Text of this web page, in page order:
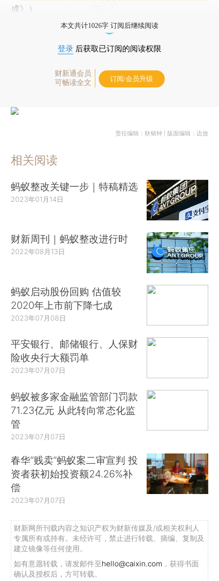
成》）
本文共计1026字 订阅后继续阅读
登录 后获取已订阅的阅读权限
财新通会员
可畅读全文
订阅/会员升级
责任编辑：耿铭钟 | 版面编辑：边放
相关阅读
蚂蚁整改关键一步｜特稿精选
2023年01月14日
财新周刊｜蚂蚁整改进行时
2022年08月13日
蚂蚁启动股份回购 估值较
2020年上市前下降七成
2023年07月08日
平安银行、邮储银行、人保财
险收央行大额罚单
2023年07月07日
蚂蚁被多家金融监管部门罚款
71.23亿元 从此转向常态化监
管
2023年07月07日
春华“贱卖”蚂蚁案二审宣判 投
资者获初始投资额24.26%补
偿
2023年07月07日
财新网所刊载内容之知识产权为财新传媒及/或相关权利人
专属所有或持有。未经许可，禁止进行转载、摘编、复制及
建立镜像等任何使用。
如有意愿转载，请发邮件至hello@caixin.com ，获得书面
确认及授权后，方可转载。